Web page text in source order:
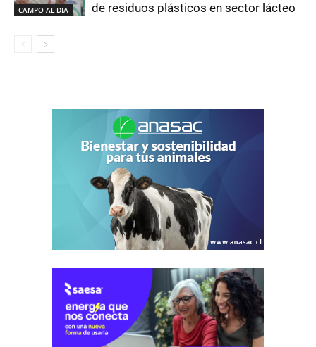
CAMPO AL DIA
de residuos plásticos en sector lácteo